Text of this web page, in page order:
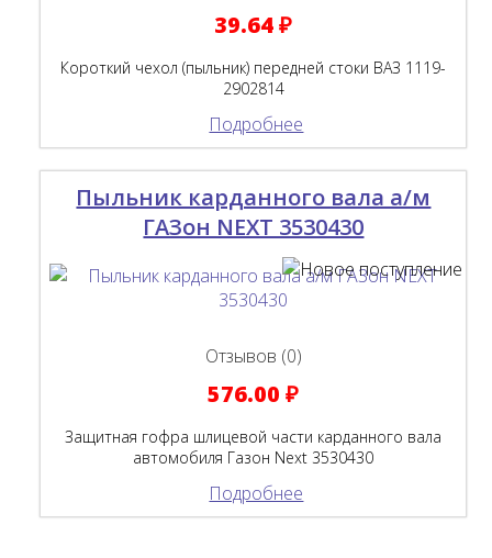
39.64 ₽
Короткий чехол (пыльник) передней стоки ВАЗ 1119-
2902814
Подробнее
Пыльник карданного вала а/м
ГАЗон NEXT 3530430
Отзывов (0)
576.00 ₽
Защитная гофра шлицевой части карданного вала
автомобиля Газон Next 3530430
Подробнее